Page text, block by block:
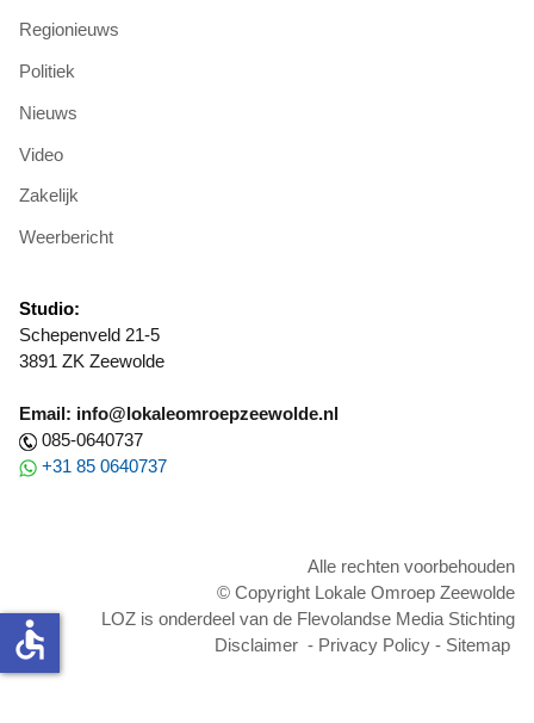
Regionieuws
Politiek
Nieuws
Video
Zakelijk
Weerbericht
Studio:
Schepenveld 21-5
3891 ZK Zeewolde
Email: info@lokaleomroepzeewolde.nl
085-0640737
+31 85 0640737
Alle rechten voorbehouden
© Copyright Lokale Omroep Zeewolde
LOZ is onderdeel van de Flevolandse Media Stichting
Disclaimer - Privacy Policy - Sitemap
accessible